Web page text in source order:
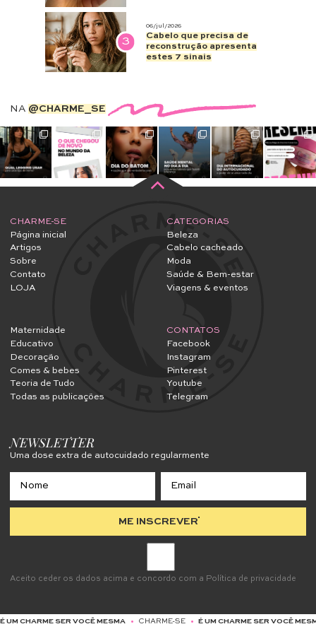
3
06/jul/2026
Cabelo que precisa de
reconstrução apresenta
estes 7 sinais
NA @CHARME_SE
CHARME-SE
Página inicial
Artigos
Sobre
Contato
LOJA
CATEGORIAS
Beleza
Cabelo cacheado
Moda
Saúde & Bem-estar
Viagens & eventos
Maternidade
Educativo
Decoração
Comes & bebes
Teoria de Tudo
Todas as publicações
CONTATOS
Facebook
Instagram
Pinterest
Youtube
Telegram
NEWSLETTER
Uma dose extra de autocuidado regularmente
ME INSCREVER
Aceito ceder os dados acima e concordo com a Política de privacidade
MESMA • CHARME-SE • É UM CHARME SER VOCÊ MESMA • CHARME-SE • É